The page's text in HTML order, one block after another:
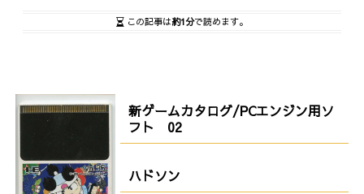
この記事は約1分で読めます。
新ゲームカタログ/PCエンジン用ソ
フト 02
ハドソン